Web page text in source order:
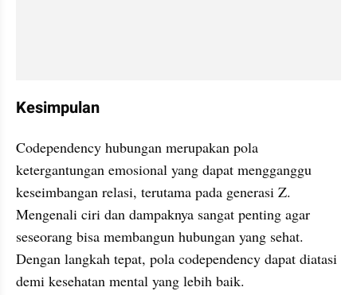
Kesimpulan
Codependency hubungan merupakan pola
ketergantungan emosional yang dapat mengganggu
keseimbangan relasi, terutama pada generasi Z.
Mengenali ciri dan dampaknya sangat penting agar
seseorang bisa membangun hubungan yang sehat.
Dengan langkah tepat, pola codependency dapat diatasi
demi kesehatan mental yang lebih baik.